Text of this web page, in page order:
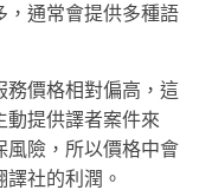
，通常會提供多種語
價格相對偏高，這
動提供譯者案件來
風險，所以價格中會
社的利潤。